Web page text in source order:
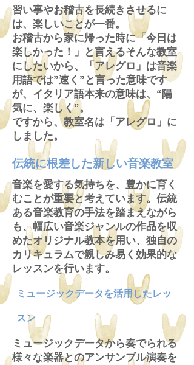
習い事やお稽古を長続きさせるに
は、楽しいことが一番。
お稽古から家に帰った時に「今日は
楽しかった！」と言えるそんな教室
にしたいから、「アレグロ」は音楽
用語では”速く”と言った意味です
が、イタリア語本来の意味は、“陽
気に、楽しく”。
ですから、教室名は「アレグロ」に
しました。
伝統に根差した新しい音楽教室
音楽を愛する気持ちを、豊かに育く
むことが重要と考えています。伝統
ある音楽教育の手法を踏まえながら
も、幅広い音楽ジャンルの作品を収
めたオリジナル教本を用い、独自の
カリキュラムで親しみ易く効果的な
レッスンを行います。
ミュージックデータを活用したレッ
スン
ミュージックデータから奏でられる
様々な楽器とのアンサンブル演奏を